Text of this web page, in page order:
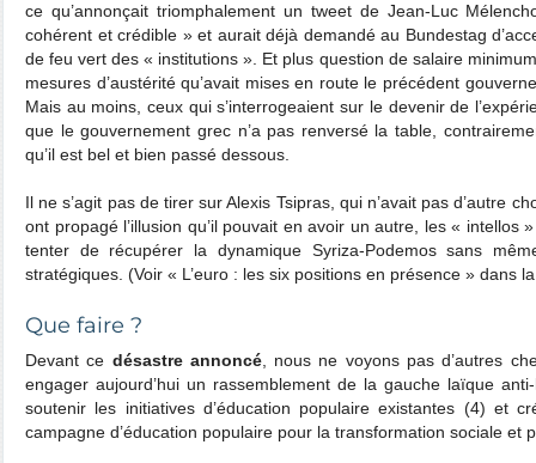
ce qu’annonçait triomphalement un tweet de Jean-Luc
cohérent et crédible » et aurait déjà demandé au Bundestag
de feu vert des « institutions ». Et plus question de salaire
mesures d’austérité qu’avait mises en route le précédent
Mais au moins, ceux qui s’interrogeaient sur le devenir de
que le gouvernement grec n’a pas renversé la table,
qu’il est bel et bien passé dessous.
Il ne s’agit pas de tirer sur Alexis Tsipras, qui n’avait pas d’autre
ont propagé l’illusion qu’il pouvait en avoir un autre, les « intellos
tenter de récupérer la dynamique Syriza-Podemos sans
stratégiques. (Voir « L’euro : les six positions en présence » dans
Que faire ?
Devant ce désastre annoncé, nous ne voyons pas d’autres
engager aujourd’hui un rassemblement de la gauche laïque
soutenir les initiatives d’éducation populaire existantes (4) et
campagne d’éducation populaire pour la transformation sociale et